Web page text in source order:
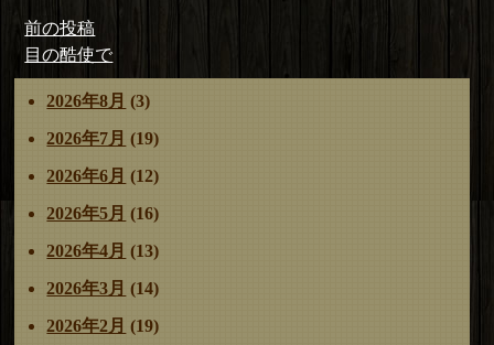
投
稿
ナ
ビ
ゲ
シ
ョ
前
の
投
稿:
前の投稿
次
の
投
稿:
目の酷使で
2026年8月 (3)
2026年7月 (19)
2026年6月 (12)
2026年5月 (16)
2026年4月 (13)
2026年3月 (14)
2026年2月 (19)